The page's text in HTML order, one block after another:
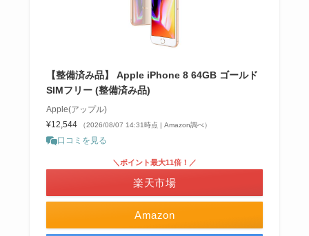
【整備済み品】 Apple iPhone 8 64GB ゴールド
SIMフリー (整備済み品)
Apple(アップル)
¥12,544
（2026/08/07 14:31時点 | Amazon調べ）
口コミを見る
Amazon
＼ポイント最大11倍！／
楽天市場